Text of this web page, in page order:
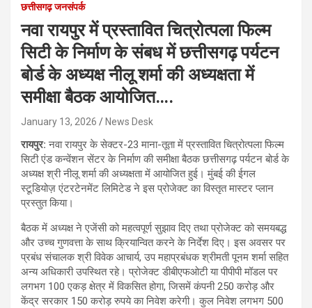
छत्तीसगढ़ जनसंपर्क
नवा रायपुर में प्रस्तावित चित्रोत्पला फिल्म
सिटी के निर्माण के संबध में छत्तीसगढ़ पर्यटन
बोर्ड के अध्यक्ष नीलू शर्मा की अध्यक्षता में
समीक्षा बैठक आयोजित….
January 13, 2026 News Desk
रायपुर:नवा रायपुर के सेक्टर-23 माना-तूता में प्रस्तावित चित्रोत्पला फिल्म
सिटी एंड कन्वेंशन सेंटर के निर्माण की समीक्षा बैठक छत्तीसगढ़ पर्यटन बोर्ड के
अध्यक्ष श्री नीलू शर्मा की अध्यक्षता में आयोजित हुई। मुंबई की ईगल
स्टूडियोज़ एंटरटेनमेंट लिमिटेड ने इस प्रोजेक्ट का विस्तृत मास्टर प्लान
प्रस्तुत किया।
बैठक में अध्यक्ष ने एजेंसी को महत्वपूर्ण सुझाव दिए तथा प्रोजेक्ट को समयबद्ध
और उच्च गुणवत्ता के साथ क्रियान्वित करने के निर्देश दिए। इस अवसर पर
प्रबंध संचालक श्री विवेक आचार्य, उप महाप्रबंधक श्रीमती पूनम शर्मा सहित
अन्य अधिकारी उपस्थित रहे। प्रोजेक्ट डीबीएफओटी या पीपीपी मॉडल पर
लगभग 100 एकड़ क्षेत्र में विकसित होगा, जिसमें कंपनी 250 करोड़ और
केंद्र सरकार 150 करोड़ रुपये का निवेश करेगी। कुल निवेश लगभग 500